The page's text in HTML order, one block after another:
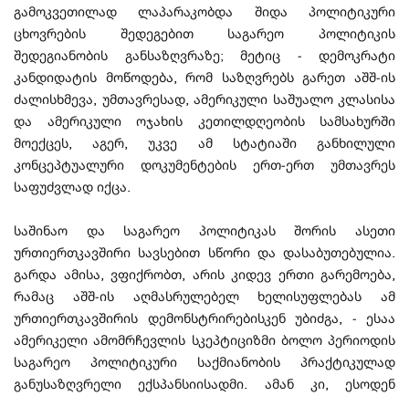
გამოკვეთილად ლაპარაკობდა შიდა პოლიტიკური
ცხოვრების შედეგებით საგარეო პოლიტიკის
შედეგიანობის განსაზღვრაზე; მეტიც - დემოკრატი
კანდიდატის მოწოდება, რომ საზღვრებს გარეთ აშშ-ის
ძალისხმევა, უმთავრესად, ამერიკული საშუალო კლასისა
და ამერიკული ოჯახის კეთილდღეობის სამსახურში
მოექცეს, აგერ, უკვე ამ სტატიაში განხილული
კონცეპტუალური დოკუმენტების ერთ-ერთ უმთავრეს
საფუძვლად იქცა.
საშინაო და საგარეო პოლიტიკას შორის ასეთი
ურთიერთკავშირი სავსებით სწორი და დასაბუთებულია.
გარდა ამისა, ვფიქრობთ, არის კიდევ ერთი გარემოება,
რამაც აშშ-ის აღმასრულებელ ხელისუფლებას ამ
ურთიერთკავშირის დემონსტრირებისკენ უბიძგა, - ესაა
ამერიკელი ამომრჩევლის სკეპტიციზმი ბოლო პერიოდის
საგარეო პოლიტიკური საქმიანობის პრაქტიკულად
განუსაზღვრელი ექსპანსიისადმი. ამან კი, ესოდენ